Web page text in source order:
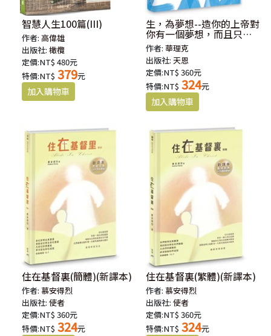
智慧人生100篇(III)
作者:高偉雄
出版社:橄欖
定價:NT$ 480元
特價:NT$ 379元
生，為夢想--造你的上帝對
你有一個夢想，而且只能
由你來完成
作者:華理克
出版社:天恩
定價:NT$ 360元
特價:NT$ 324元
住在基督裏(簡體)(新譯本)
作者:慕安得烈
出版社:使者
定價:NT$ 360元
特價:NT$ 324元
住在基督裏(繁體)(新譯本)
作者:慕安得烈
出版社:使者
定價:NT$ 360元
特價:NT$ 324元